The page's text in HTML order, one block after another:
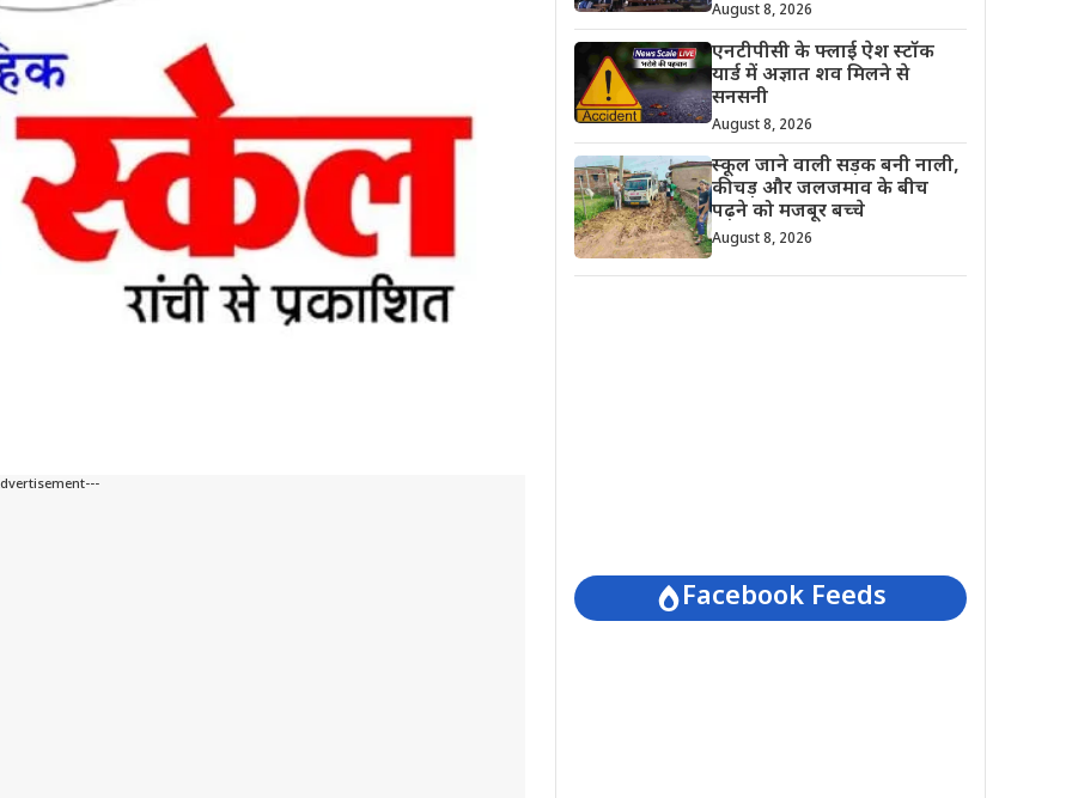
August 8, 2026
एनटीपीसी के फ्लाई ऐश स्टॉक
यार्ड में अज्ञात शव मिलने से
सनसनी
August 8, 2026
स्कूल जाने वाली सड़क बनी नाली,
कीचड़ और जलजमाव के बीच
पढ़ने को मजबूर बच्चे
August 8, 2026
Facebook Feeds